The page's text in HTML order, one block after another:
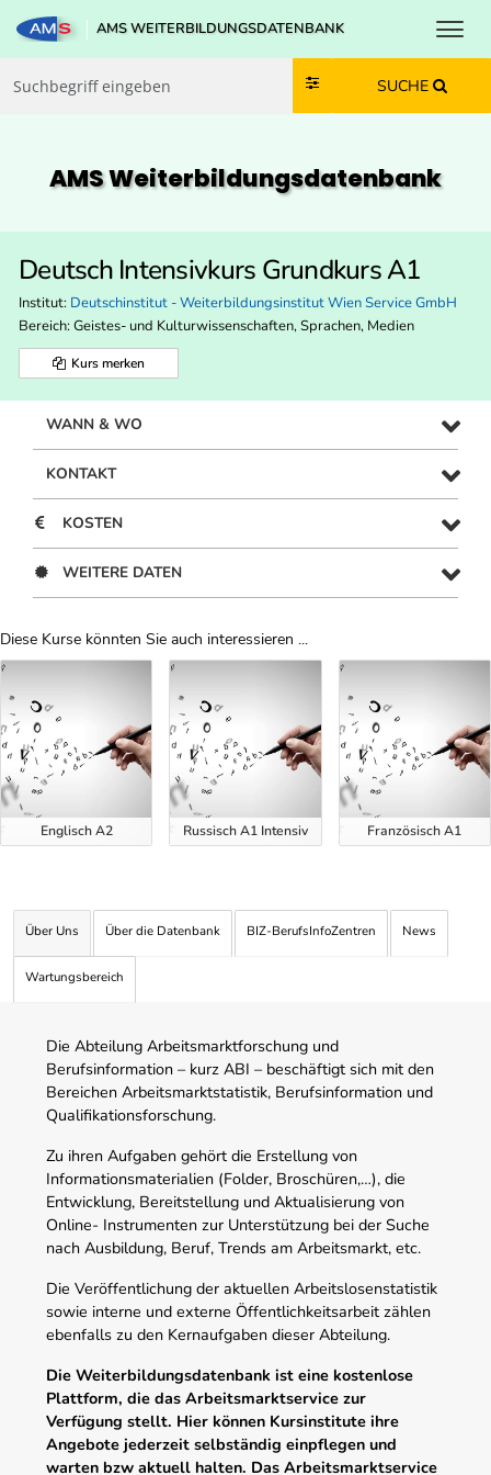
Zum Inhalt springen
Zum Navmenü springen
Zur Suche springen
Zur Footer springen
AMS WEITERBILDUNGSDATENBANK
SUCHE
AMS Weiterbildungs­datenbank
Deutsch Intensivkurs Grundkurs A1
Institut: Deutschinstitut - Weiterbildungsinstitut Wien Service GmbH
Bereich: Geistes- und Kulturwissenschaften, Sprachen, Medien
Kurs merken
WANN & WO
KONTAKT
KOSTEN
WEITERE DATEN
Diese Kurse könnten Sie auch interessieren ...
Uber Weiterbildungsvorschläge
Englisch A2 Russisch A1 Intensiv Französisch A1
Über Uns Über die Datenbank BIZ-BerufsInfoZentren News
Wartungsbereich
Die Abteilung Arbeitsmarktforschung und
Berufsinformation – kurz ABI – beschäftigt sich mit den
Bereichen Arbeitsmarktstatistik, Berufsinformation und
Qualifikationsforschung.
Zu ihren Aufgaben gehört die Erstellung von
Informationsmaterialien (Folder, Broschüren,…), die
Entwicklung, Bereitstellung und Aktualisierung von
Online- Instrumenten zur Unterstützung bei der Suche
nach Ausbildung, Beruf, Trends am Arbeitsmarkt, etc.
Die Veröffentlichung der aktuellen Arbeitslosenstatistik
sowie interne und externe Öffentlichkeitsarbeit zählen
ebenfalls zu den Kernaufgaben dieser Abteilung.
Die Weiterbildungsdatenbank ist eine kostenlose
Plattform, die das Arbeitsmarktservice zur
Verfügung stellt. Hier können Kursinstitute ihre
Angebote jederzeit selbständig einpflegen und
warten bzw aktuell halten. Das Arbeitsmarktservice